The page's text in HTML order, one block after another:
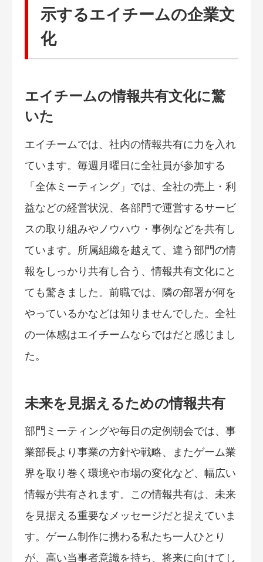
示するエイチームの企業文
化
エイチームの情報共有文化に驚
いた
エイチームでは、社内の情報共有に力を入れ
ています。毎週月曜日に全社員が参加する
「全体ミーティング」では、全社の売上・利
益などの経営状況、各部門で運営するサービ
スの取り組みやノウハウ・事例などを共有し
ています。所属組織を越えて、違う部門の情
報をしっかり共有し合う、情報共有文化にと
ても驚きました。前職では、隣の部署が何を
やっているかなどは知りませんでした。全社
の一体感はエイチームならではだと感じまし
た。
未来を見据えるための情報共有
部門ミーティングや毎日の定例朝会では、事
業部長より事業の方針や戦略、またゲーム業
界を取り巻く環境や市場の変化など、幅広い
情報が共有されます。この情報共有は、未来
を見据える重要なメッセージだと捉えていま
す。ゲーム制作に携わる私たち一人ひとり
が、高い当事者意識を持ち、将来に向けてし